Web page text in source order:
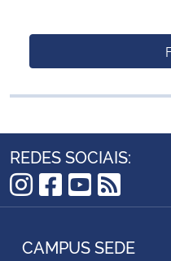
REDES SOCIAIS:
Instagram
Facebook
YouTube
RSS
CAMPUS SEDE